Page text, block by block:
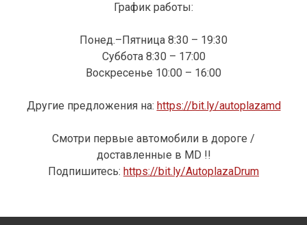
График работы:
Понед.–Пятница 8:30 – 19:30
Суббота 8:30 – 17:00
Воскресенье 10:00 – 16:00
Другие предложения на: https://bit.ly/autoplazamd
Смотри первые автомобили в дороге /
доставленные в MD !!
Подпишитесь: https://bit.ly/AutoplazaDrum